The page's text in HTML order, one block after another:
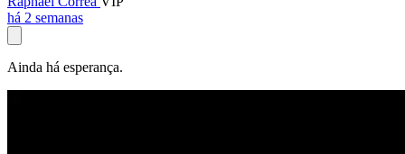
há 2 semanas
Ainda há esperança.